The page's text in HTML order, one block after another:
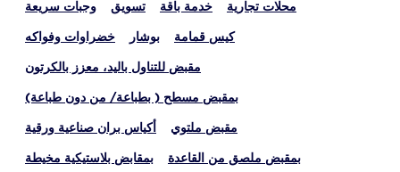
وجبات سريعة تسويق خدمة باقة محلات تجارية
خضراوات وفواكه بوشار كيس قمامة
مقبض للتناول باليد، معزز بالكرتون
بمقبض مسطح ( بطباعة/ من دون طباعة)
أكياس بران صناعية ورقية مقبض ملتوي
بمقابض بلاستيكية مخيطة بمقبض ملصق من القاعدة